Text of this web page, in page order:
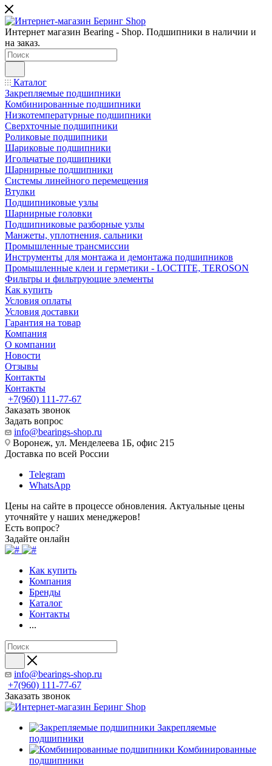
Интернет магазин Bearing - Shop. Подшипники в наличии и
на заказ.
Каталог
Закрепляемые подшипники
Комбинированные подшипники
Низкотемпературные подшипники
Сверхточные подшипники
Роликовые подшипники
Шариковые подшипники
Игольчатые подшипники
Шарнирные подшипники
Системы линейного перемещения
Втулки
Подшипниковые узлы
Шарнирные головки
Подшипниковые разборные узлы
Манжеты, уплотнения, сальники
Промышленные трансмиссии
Инструменты для монтажа и демонтажа подшипников
Промышленные клеи и герметики - LOCTITE, TEROSON
Фильтры и фильтрующие элементы
Как купить
Условия оплаты
Условия доставки
Гарантия на товар
Компания
О компании
Новости
Отзывы
Контакты
Контакты
+7(960) 111-77-67
Заказать звонок
Задать вопрос
info@bearings-shop.ru
Воронеж, ул. Менделеева 1Б, офис 215
Доставка по всей России
Telegram
WhatsApp
Цены на сайте в процессе обновления. Актуальные цены
уточняйте у наших менеджеров!
Есть вопрос?
Задайте онлайн
Как купить
Компания
Бренды
Каталог
Контакты
...
info@bearings-shop.ru
+7(960) 111-77-67
Заказать звонок
Закрепляемые
подшипники
Комбинированные
подшипники